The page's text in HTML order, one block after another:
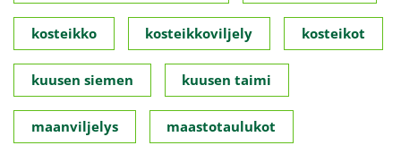
kosteikko kosteikkoviljely kosteikot
kuusen siemen kuusen taimi
maanviljelys maastotaulukot